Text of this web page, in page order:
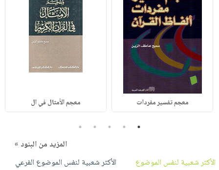
معجم تفسير مفردات معجم الأمثال في ال
1
2
3
4
5
المزيد من البنود »
الأكثر شعبية لنفس الموضوع
الأكثر شعبية لنفس الموضوع الفرعي